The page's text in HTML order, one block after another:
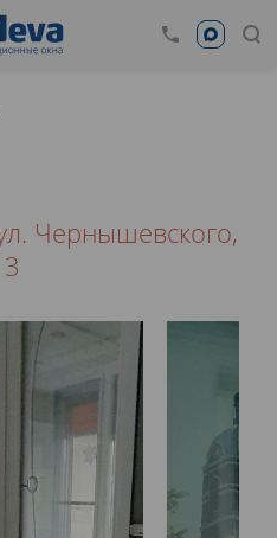
Чернышевского,
3